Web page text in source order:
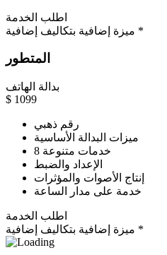
اطلب الخدمة
ميزة إضافية بتكاليف إضافية *
المتطور
بدالة الهاتف
$ 1099
رقم ذهبي
ميزات البدالة الأساسية
8 خدمات متنوعة
الإعداد والضبط
إنتاج الأصوات والمؤثرات
خدمة على مدار الساعة
اطلب الخدمة
ميزة إضافية بتكاليف إضافية *